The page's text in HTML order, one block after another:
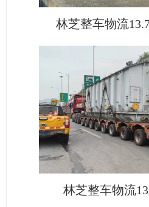
林芝整车物流
林芝整车物流